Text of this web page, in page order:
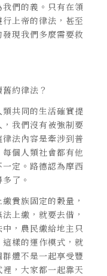
們的義。只有在領
上帝的律法，甚至
現我們多麼需要救
約律法？
共同的生活確實提
我們沒有被強制要
法內容是牽涉到普
個人類社會都有他
定。路德認為摩西
了。
貴族固定的穀量，
上繳，就要去借，
，農民繳給地主只
樣的運作模式，就
體不是一起享受豐
，大家都一起靠天